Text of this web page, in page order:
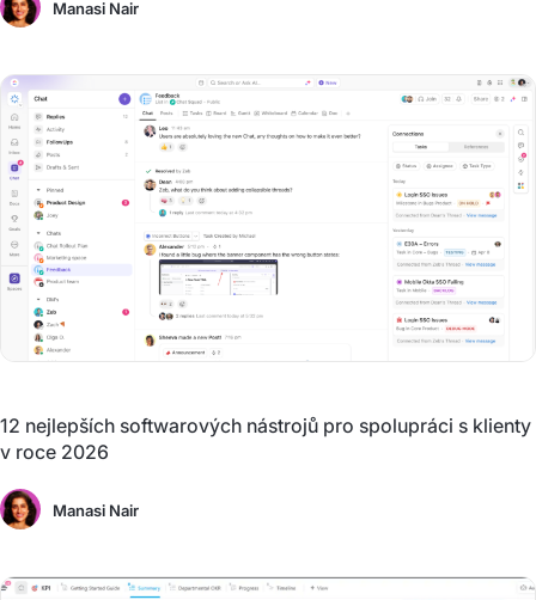
Manasi Nair
12 nejlepších softwarových nástrojů pro spolupráci s klienty
v roce 2026
Manasi Nair